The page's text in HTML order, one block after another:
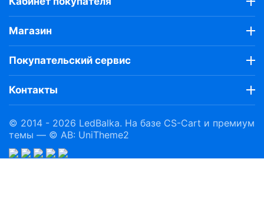
Магазин
Покупательский сервис
Контакты
© 2014 - 2026 LedBalka. На базе CS-Cart и премиум
темы — © AB: UniTheme2